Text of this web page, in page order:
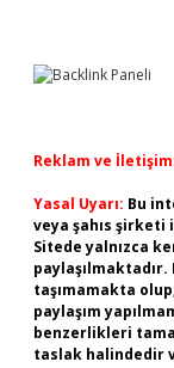
Reklam ve
Yasal Uyarı: Bu
veya şahıs şirketi
Sitede yalnızca
taşımamakta
paylaşım
benzerlikleri
taslak halindedir